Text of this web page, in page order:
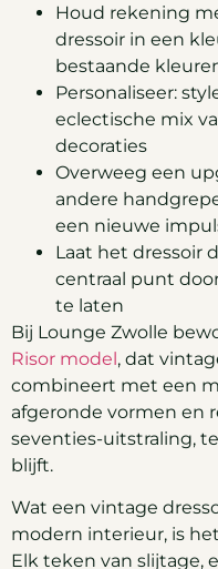
Houd rekening
dressoir in een
bestaande
Personaliseer:
eclectische mix
decoraties
Overweeg een
andere
een nieuwe
Laat het dressoir
centraal punt
te laten
Bij Lounge Zwolle
Risor model, dat
combineert met een
afgeronde vormen en
seventies-uitstraling,
blijft.
Wat een vintage
modern interieur, is
Elk teken van slijtage,